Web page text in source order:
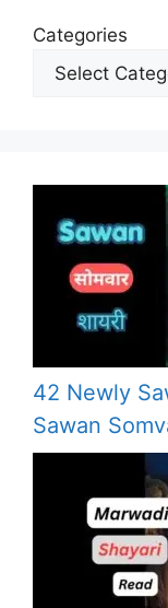
Categories
42 Newly
Sawan